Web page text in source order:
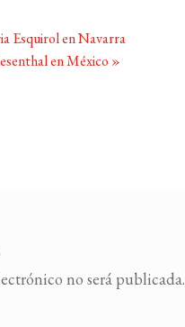
Esquirol en Navarra
en México »
no será publicada.